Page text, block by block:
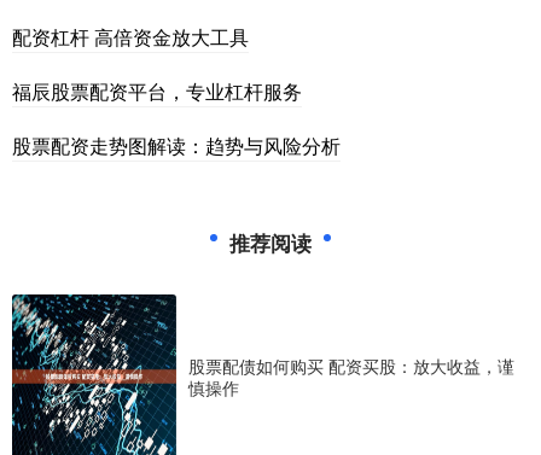
配资杠杆 高倍资金放大工具
福辰股票配资平台，专业杠杆服务
股票配资走势图解读：趋势与风险分析
推荐阅读
股票配债如何购买 配资买股：放大收益，谨
慎操作